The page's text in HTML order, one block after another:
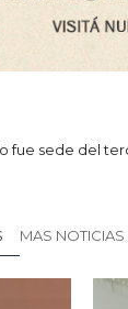
fue sede del
MAS